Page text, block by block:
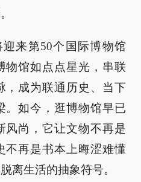
来第50个国际博物馆
物馆如点点星光，串联
，成为联通历史、当下
。如今，逛博物馆早已
风尚，它让文物不再是
不再是书本上晦涩难懂
离生活的抽象符号。